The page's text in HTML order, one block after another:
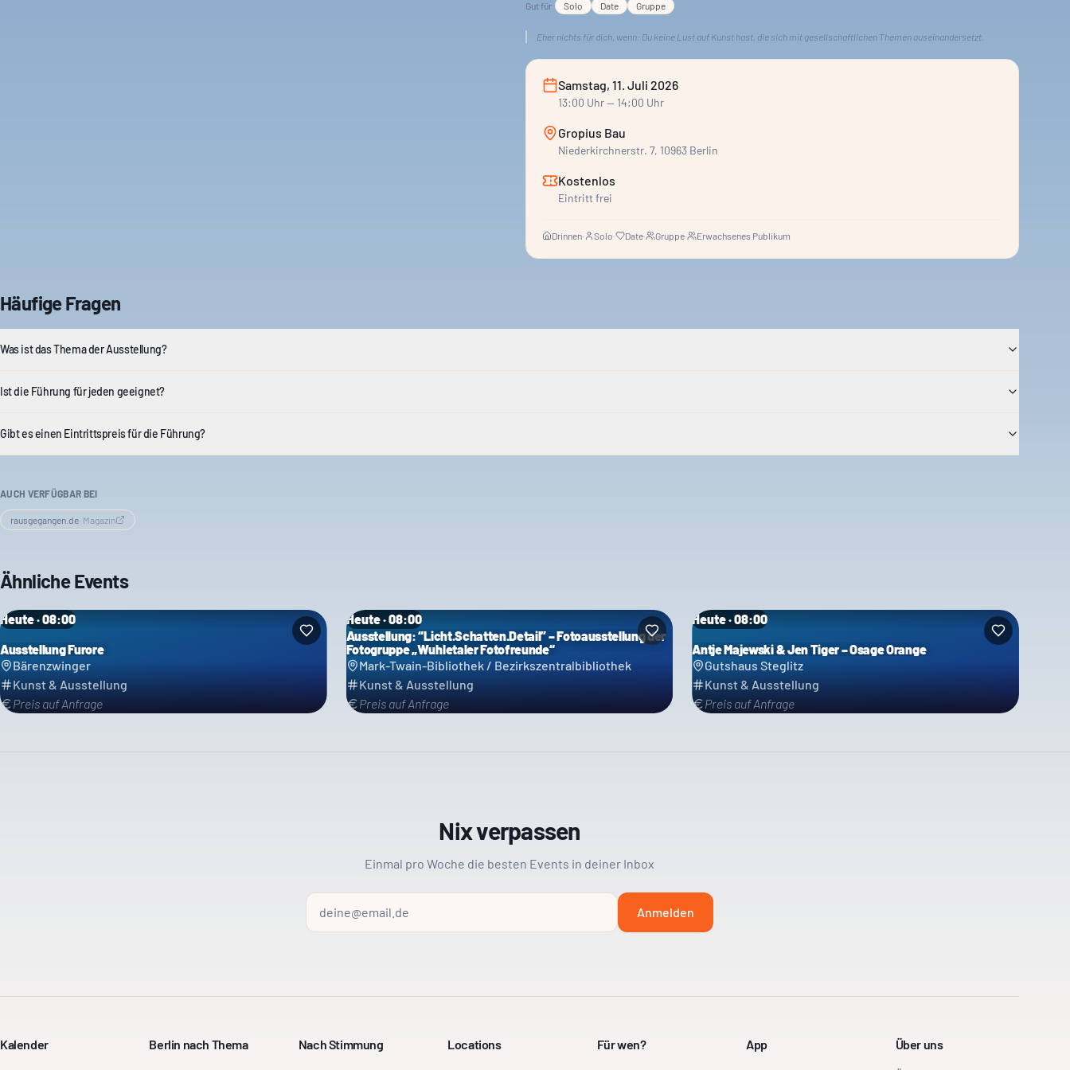
Gut für Solo Date Gruppe
Eher nichts für dich, wenn: Du keine Lust auf Kunst hast, die sich mit gesellschaftlichen Themen auseinandersetzt.
Samstag, 11. Juli 2026
13:00 Uhr— 14:00 Uhr
Gropius Bau
Niederkirchnerstr. 7, 10963 Berlin
Kostenlos
Eintritt frei
Drinnen· Solo· Date· Gruppe· Erwachsenes Publikum
Häufige Fragen
Was ist das Thema der Ausstellung?
Ist die Führung für jeden geeignet?
Gibt es einen Eintrittspreis für die Führung?
AUCH VERFÜGBAR BEI
rausgegangen.de· Magazin
Ähnliche Events
Heute · 08:00
Ausstellung Furore
Bärenzwinger
Kunst & Ausstellung
Preis auf Anfrage
Heute · 08:00
Ausstellung: “Licht.Schatten.Detail” – Fotoausstellung der
Fotogruppe „Wuhletaler Fotofreunde“
Mark-Twain-Bibliothek / Bezirkszentralbibliothek
Kunst & Ausstellung
Preis auf Anfrage
Heute · 08:00
Antje Majewski & Jen Tiger – Osage Orange
Gutshaus Steglitz
Kunst & Ausstellung
Preis auf Anfrage
Nix verpassen
Einmal pro Woche die besten Events in deiner Inbox
Anmelden
Kalender Berlin nach Thema Nach Stimmung Locations Für wen? App Über uns